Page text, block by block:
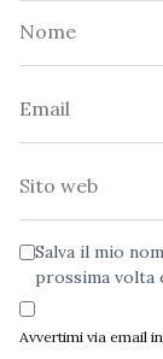
Salva il mio
prossima volta
Avvertimi via email